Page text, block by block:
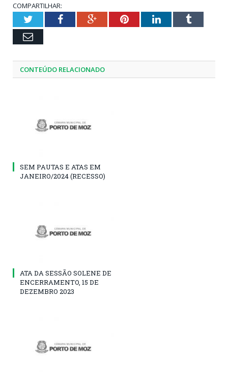
COMPARTILHAR:
TwitterFacebookGoogle+PinterestLinkedInTumblr
Email
CONTEÚDO RELACIONADO
SEM PAUTAS E ATAS EM
JANEIRO/2024 (RECESSO)
ATA DA SESSÃO SOLENE DE
ENCERRAMENTO, 15 DE
DEZEMBRO 2023